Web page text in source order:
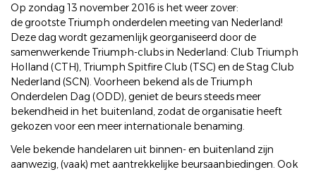
Op zondag 13 november 2016 is het weer zover:
de grootste Triumph onderdelen meeting van Nederland!
Deze dag wordt gezamenlijk georganiseerd door de
samenwerkende Triumph-clubs in Nederland: Club Triumph
Holland (CTH), Triumph Spitfire Club (TSC) en de Stag Club
Nederland (SCN). Voorheen bekend als de Triumph
Onderdelen Dag (ODD), geniet de beurs steeds meer
bekendheid in het buitenland, zodat de organisatie heeft
gekozen voor een meer internationale benaming.
Vele bekende handelaren uit binnen- en buitenland zijn
aanwezig, (vaak) met aantrekkelijke beursaanbiedingen. Ook